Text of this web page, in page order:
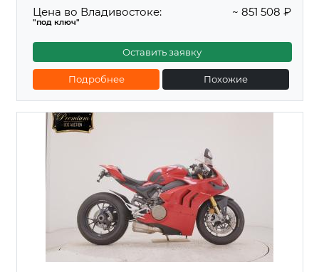
Цена во Владивостоке:
"под ключ"
~ 851 508 ₽
Оставить заявку
Подробнее Похожие